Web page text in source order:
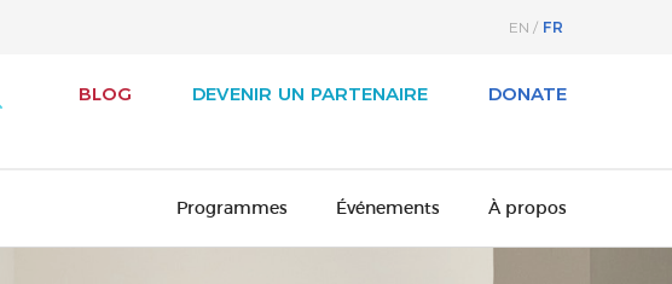
EN FR
BLOG DEVENIR UN PARTENAIRE DONATE
Programmes Événements À propos